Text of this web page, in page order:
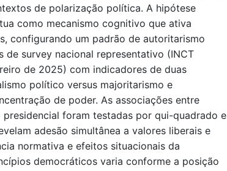
de polarização política. A hipótese
como mecanismo cognitivo que ativa
configurando um padrão de autoritarismo
de survey nacional representativo (INCT
de 2025) com indicadores de duas
político versus majoritarismo e
de poder. As associações entre
foram testadas por qui-quadrado e
adesão simultânea a valores liberais e
normativa e efeitos situacionais da
democráticos varia conforme a posição